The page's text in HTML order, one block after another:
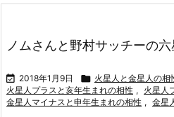
ノムさんと野村サッチーの
 2018年1月9日  火星人と金星人の相
火星人プラスと亥年生まれの相性 , 火星人
金星人マイナスと申年生まれの相性 , 金星